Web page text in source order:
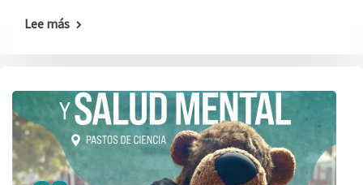
Lee más